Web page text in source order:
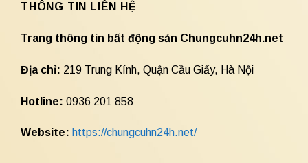
THÔNG TIN LIÊN HỆ
Trang thông tin bất động sản Chungcuhn24h.net
Địa chỉ: 219 Trung Kính, Quận Cầu Giấy, Hà Nội
Hotline: 0936 201 858
Website: https://chungcuhn24h.net/